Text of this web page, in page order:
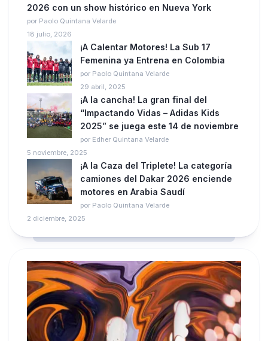
2026 con un show histórico en Nueva York
por Paolo Quintana Velarde
18 julio, 2026
¡A Calentar Motores! La Sub 17
Femenina ya Entrena en Colombia
por Paolo Quintana Velarde
29 abril, 2025
¡A la cancha! La gran final del
“Impactando Vidas – Adidas Kids
2025” se juega este 14 de noviembre
por Edher Quintana Velarde
5 noviembre, 2025
¡A la Caza del Triplete! La categoría
camiones del Dakar 2026 enciende
motores en Arabia Saudí
por Paolo Quintana Velarde
2 diciembre, 2025